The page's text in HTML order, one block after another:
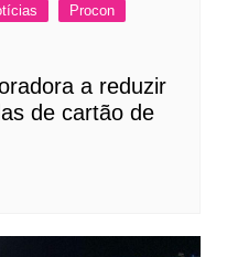
Procon
a reduzir
de cartão de